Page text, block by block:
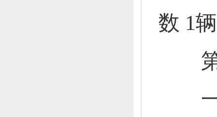
数 1辆
第
一